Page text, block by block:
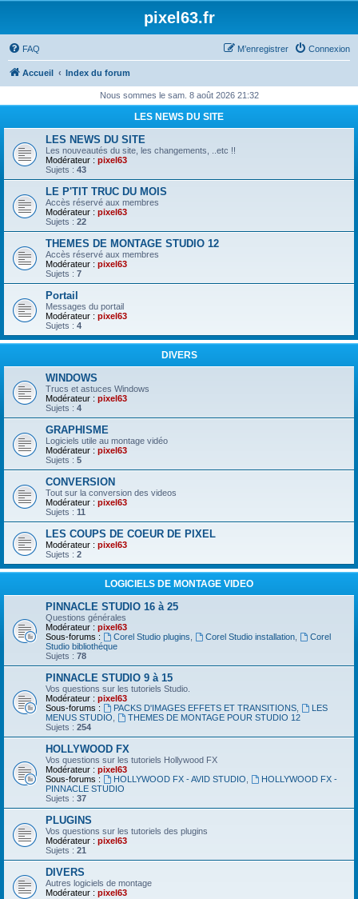
pixel63.fr
FAQ Connexion
M’enregistrer
Accueil Index du forum
Nous sommes le sam. 8 août 2026 21:32
LES NEWS DU SITE
LES NEWS DU SITE
Les nouveautés du site, les changements, ..etc !!
Modérateur : pixel63
Sujets : 43
LE P'TIT TRUC DU MOIS
Accès réservé aux membres
Modérateur : pixel63
Sujets : 22
THEMES DE MONTAGE STUDIO 12
Accès réservé aux membres
Modérateur : pixel63
Sujets : 7
Portail
Messages du portail
Modérateur : pixel63
Sujets : 4
DIVERS
WINDOWS
Trucs et astuces Windows
Modérateur : pixel63
Sujets : 4
GRAPHISME
Logiciels utile au montage vidéo
Modérateur : pixel63
Sujets : 5
CONVERSION
Tout sur la conversion des videos
Modérateur : pixel63
Sujets : 11
LES COUPS DE COEUR DE PIXEL
Modérateur : pixel63
Sujets : 2
LOGICIELS DE MONTAGE VIDEO
PINNACLE STUDIO 16 à 25
Questions générales
Modérateur : pixel63
Sous-forums :
Corel Studio plugins Corel Studio installation,
Corel
Studio bibliothéque
Sujets : 78
PINNACLE STUDIO 9 à 15
Vos questions sur les tutoriels Studio.
Modérateur : pixel63
Sous-forums :
PACKS D'IMAGES EFFETS ET TRANSITIONS,
LES
MENUS STUDIO
THEMES DE MONTAGE POUR STUDIO 12
Sujets : 254
HOLLYWOOD FX
Vos questions sur les tutoriels Hollywood FX
Modérateur : pixel63
Sous-forums :
HOLLYWOOD FX - AVID STUDIO
HOLLYWOOD FX -
PINNACLE STUDIO
Sujets : 37
PLUGINS
Vos questions sur les tutoriels des plugins
Modérateur : pixel63
Sujets : 21
DIVERS
Autres logiciels de montage
Modérateur : pixel63